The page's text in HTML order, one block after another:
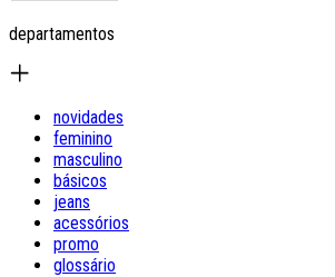
departamentos
novidades
feminino
masculino
básicos
jeans
acessórios
promo
glossário